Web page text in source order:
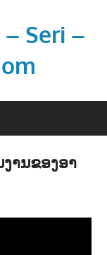
Seri –
ງານຂອງອາ